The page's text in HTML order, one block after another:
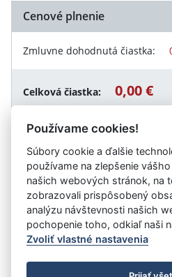
Cenové plnenie
Zmluvne dohodnutá čiastka:
Celková čiastka: 0,00 €
Návrat späť
Vystavil:
Úrad vlády SR
- Všetky práva
Používame cookies!
Súbory cookie a ďalšie
používame na zlepšenie
našich webových stránok, na
zobrazovali prispôsobený
analýzu návštevnosti našich
pochopenie toho, odkiaľ naši
Zvoliť vlastné nastavenia